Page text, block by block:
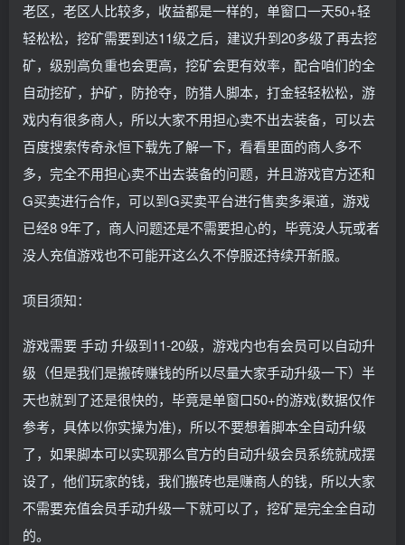
老区，老区人比较多，收益都是一样的，单窗口一天50+轻
轻松松，挖矿需要到达11级之后，建议升到20多级了再去挖
矿，级别高负重也会更高，挖矿会更有效率，配合咱们的全
自动挖矿，护矿，防抢夺，防猎人脚本，打金轻轻松松，游
戏内有很多商人，所以大家不用担心卖不出去装备，可以去
百度搜索传奇永恒下载先了解一下，看看里面的商人多不
多，完全不用担心卖不出去装备的问题，并且游戏官方还和
G买卖进行合作，可以到G买卖平台进行售卖多渠道，游戏
已经8 9年了，商人问题还是不需要担心的，毕竟没人玩或者
没人充值游戏也不可能开这么久不停服还持续开新服。
项目须知：
游戏需要 手动 升级到11-20级，游戏内也有会员可以自动升
级（但是我们是搬砖赚钱的所以尽量大家手动升级一下）半
天也就到了还是很快的，毕竟是单窗口50+的游戏(数据仅作
参考，具体以你实操为准)，所以不要想着脚本全自动升级
了，如果脚本可以实现那么官方的自动升级会员系统就成摆
设了，他们玩家的钱，我们搬砖也是赚商人的钱，所以大家
不需要充值会员手动升级一下就可以了，挖矿是完全全自动
的。